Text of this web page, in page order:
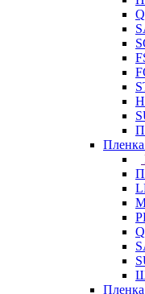
Пленка